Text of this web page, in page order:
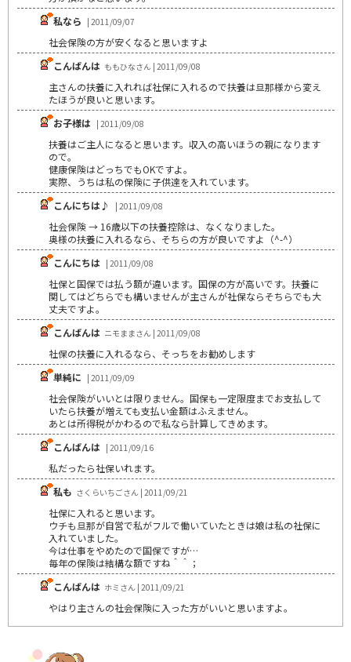
私なら | 2011/09/07
社会保険の方が安くなると思いますよ
こんばんは ももひなさん | 2011/09/08
主さんの扶養に入れれば社保に入れるので扶養は旦那様から変え
たほうが良いと思います。
お子様は | 2011/09/08
扶養はご主人になると思います。収入の高いほうの親になります
ので。
健康保険はどっちでもOKですよ。
実際、うちは私の保険に子供達を入れています。
こんにちは♪
| 2011/09/08
社会保険 → 16歳以下の扶養控除は、なくなりました。
奥様の扶養に入れるなら、そちらの方が良いですよ（^-^）
こんにちは | 2011/09/08
社保と国保では払う額が違います。国保の方が高いです。扶養に
関してはどちらでも構いませんが主さんが社保ならそちらでも大
丈夫ですよ。
こんばんは ニモままさん | 2011/09/08
社保の扶養に入れるなら、そっちをお勧めします
単純に | 2011/09/09
社会保険がいいとは限りません。国保も一定限度までお支払して
いたら扶養が増えても支払い金額はふえません。
あとは所得税がかわるので私なら計算してきめます。
こんばんは | 2011/09/16
私だったら社保いれます。
私も さくらいちごさん | 2011/09/21
社保に入れると思います。
ウチも旦那が自営で私がフルで働いていたときは娘は私の社保に
入れていました。
今は仕事をやめたので国保ですが…
毎年の保険は結構な額ですね＾＾；
こんばんは ホミさん | 2011/09/21
やはり主さんの社会保険に入った方がいいと思いますよ。